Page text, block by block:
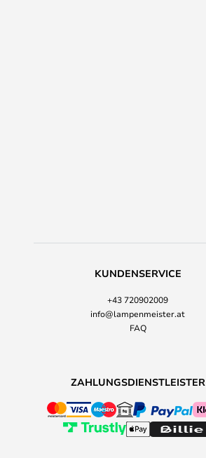
KUNDENSERVICE
+43 720902009
info@lampenmeister.at
FAQ
ZAHLUNGSDIENSTLEISTER